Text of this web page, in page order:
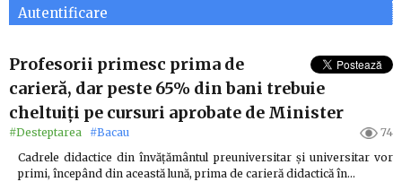
Autentificare
Profesorii primesc prima de
carieră, dar peste 65% din bani trebuie
cheltuiți pe cursuri aprobate de Minister
#Desteptarea #Bacau
74
Cadrele didactice din învățământul preuniversitar și universitar vor
primi, începând din această lună, prima de carieră didactică în…